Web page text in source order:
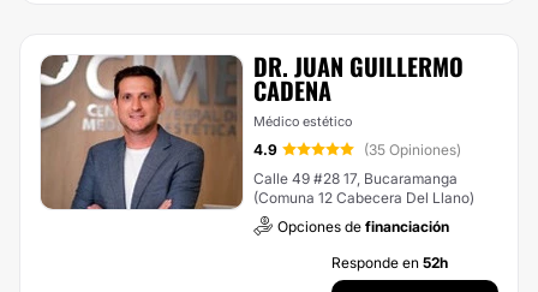
DR. JUAN GUILLERMO
CADENA
Médico estético
4.9
(35 Opiniones)
Calle 49 #28 17, Bucaramanga
(Comuna 12 Cabecera Del Llano)
Opciones de financiación
Responde en 52h